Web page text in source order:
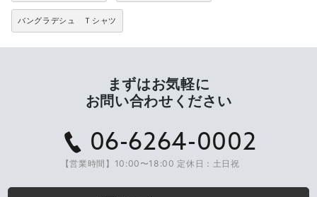
バングラデシュ Ｔシャツ
まずはお気軽に
お問い合わせください
06-6264-0002
【営業時間】10:00〜18:00 定休日：土日祝